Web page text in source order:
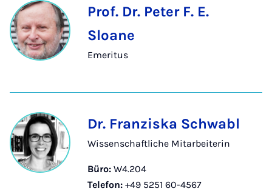
Prof. Dr. Peter F. E.
Sloane
Emeritus
Dr. Franziska Schwabl
Wissenschaftliche Mitarbeiterin
Büro: W4.204
Telefon: +49 5251 60-4567